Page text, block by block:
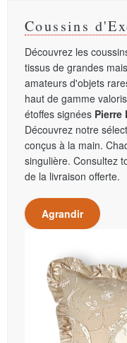
Coussins
Découvrez les
tissus de grandes
amateurs d'objets
haut de gamme
étoffes signées Pierre
Découvrez notre
conçus à la main.
singulière. Consultez
de la livraison offerte.
Agrandir